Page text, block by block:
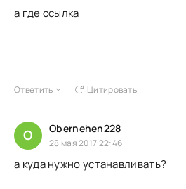
а где ссылка
Ответить Цитировать
O Obernehen228
28 мая 2017 22:46
а куда нужно устанавливать?